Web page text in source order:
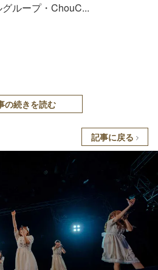
ループ・ChouC...
の続きを読む
記事に戻る